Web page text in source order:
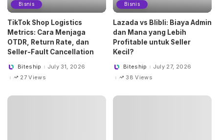
Bisnis
TikTok Shop Logistics
Metrics: Cara Menjaga
OTDR, Return Rate, dan
Seller-Fault Cancellation
PostedBiteship
July 31, 2026
27 Views
Bisnis
Lazada vs Blibli: Biaya Admin
dan Mana yang Lebih
Profitable untuk Seller
Kecil?
PostedBiteship
July 27, 2026
38 Views